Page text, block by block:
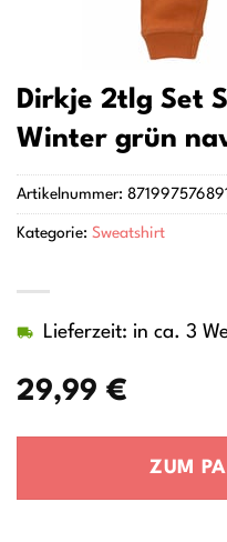
Dirkje 2tlg Set
Winter grün
29,99 €
Lieferzeit: in ca. 3
ZUM
Artikelnummer:
Kategorie: Sweatshirt